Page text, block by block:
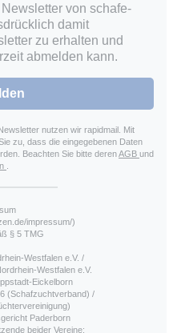
von schafe-
damit
zu erhalten und
abmelden kann.
nutzen wir rapidmail. Mit
zu, dass die eingegebenen Daten
Beachten Sie bitte derenAGB und
impressum/)
§ 5 TMG
Westfalen e.V. /
Westfalen e.V.
Eickelborn
(Schafzuchtverband) /
Paderborn
beider Vereine: